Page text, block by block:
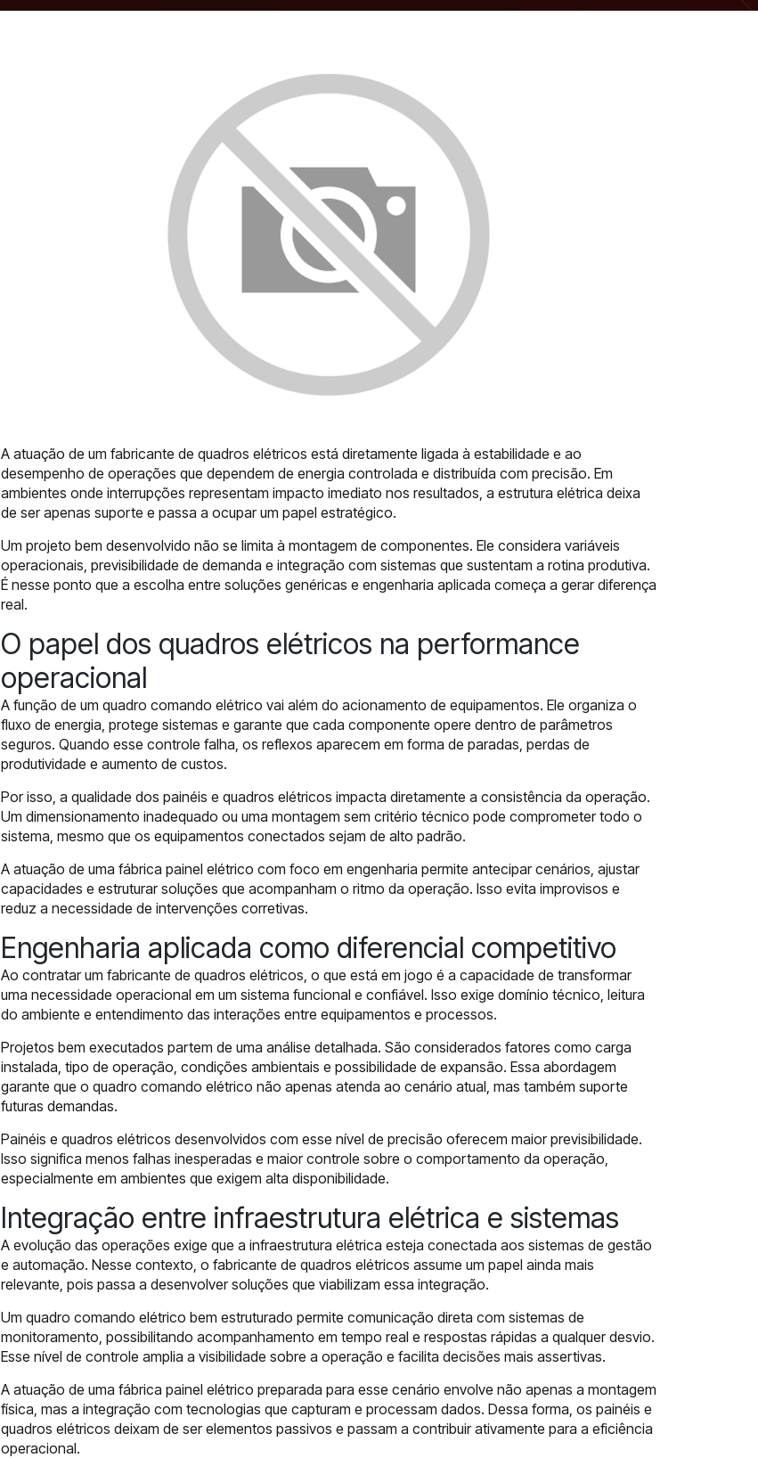
A atuação de um fabricante de quadros elétricos está diretamente ligada à estabilidade e ao
desempenho de operações que dependem de energia controlada e distribuída com precisão. Em
ambientes onde interrupções representam impacto imediato nos resultados, a estrutura elétrica deixa
de ser apenas suporte e passa a ocupar um papel estratégico.
Um projeto bem desenvolvido não se limita à montagem de componentes. Ele considera variáveis
operacionais, previsibilidade de demanda e integração com sistemas que sustentam a rotina produtiva.
É nesse ponto que a escolha entre soluções genéricas e engenharia aplicada começa a gerar diferença
real.
O papel dos quadros elétricos na performance
operacional
A função de um quadro comando elétrico vai além do acionamento de equipamentos. Ele organiza o
fluxo de energia, protege sistemas e garante que cada componente opere dentro de parâmetros
seguros. Quando esse controle falha, os reflexos aparecem em forma de paradas, perdas de
produtividade e aumento de custos.
Por isso, a qualidade dos painéis e quadros elétricos impacta diretamente a consistência da operação.
Um dimensionamento inadequado ou uma montagem sem critério técnico pode comprometer todo o
sistema, mesmo que os equipamentos conectados sejam de alto padrão.
A atuação de uma fábrica painel elétrico com foco em engenharia permite antecipar cenários, ajustar
capacidades e estruturar soluções que acompanham o ritmo da operação. Isso evita improvisos e
reduz a necessidade de intervenções corretivas.
Engenharia aplicada como diferencial competitivo
Ao contratar um fabricante de quadros elétricos, o que está em jogo é a capacidade de transformar
uma necessidade operacional em um sistema funcional e confiável. Isso exige domínio técnico, leitura
do ambiente e entendimento das interações entre equipamentos e processos.
Projetos bem executados partem de uma análise detalhada. São considerados fatores como carga
instalada, tipo de operação, condições ambientais e possibilidade de expansão. Essa abordagem
garante que o quadro comando elétrico não apenas atenda ao cenário atual, mas também suporte
futuras demandas.
Painéis e quadros elétricos desenvolvidos com esse nível de precisão oferecem maior previsibilidade.
Isso significa menos falhas inesperadas e maior controle sobre o comportamento da operação,
especialmente em ambientes que exigem alta disponibilidade.
Integração entre infraestrutura elétrica e sistemas
A evolução das operações exige que a infraestrutura elétrica esteja conectada aos sistemas de gestão
e automação. Nesse contexto, o fabricante de quadros elétricos assume um papel ainda mais
relevante, pois passa a desenvolver soluções que viabilizam essa integração.
Um quadro comando elétrico bem estruturado permite comunicação direta com sistemas de
monitoramento, possibilitando acompanhamento em tempo real e respostas rápidas a qualquer desvio.
Esse nível de controle amplia a visibilidade sobre a operação e facilita decisões mais assertivas.
A atuação de uma fábrica painel elétrico preparada para esse cenário envolve não apenas a montagem
física, mas a integração com tecnologias que capturam e processam dados. Dessa forma, os painéis e
quadros elétricos deixam de ser elementos passivos e passam a contribuir ativamente para a eficiência
operacional.